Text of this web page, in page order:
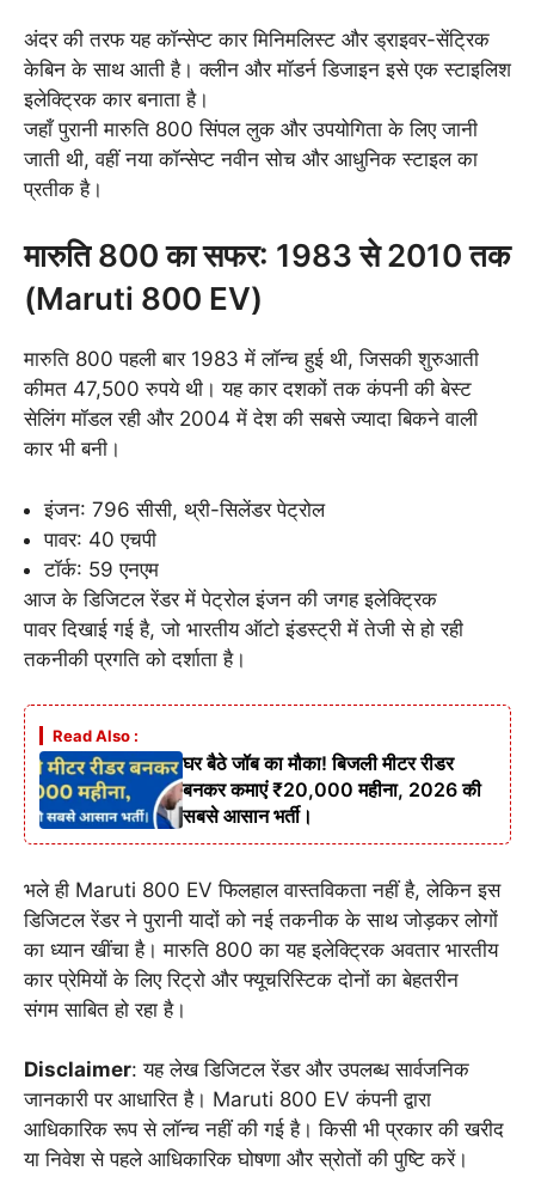
अंदर की तरफ यह कॉन्सेप्ट कार मिनिमलिस्ट और ड्राइवर-सेंट्रिक
केबिन के साथ आती है। क्लीन और मॉडर्न डिजाइन इसे एक स्टाइलिश
इलेक्ट्रिक कार बनाता है।
जहाँ पुरानी मारुति 800 सिंपल लुक और उपयोगिता के लिए जानी
जाती थी, वहीं नया कॉन्सेप्ट नवीन सोच और आधुनिक स्टाइल का
प्रतीक है।
मारुति 800 का सफर: 1983 से 2010 तक
(Maruti 800 EV)
मारुति 800 पहली बार 1983 में लॉन्च हुई थी, जिसकी शुरुआती
कीमत 47,500 रुपये थी। यह कार दशकों तक कंपनी की बेस्ट
सेलिंग मॉडल रही और 2004 में देश की सबसे ज्यादा बिकने वाली
कार भी बनी।
इंजन: 796 सीसी, थ्री-सिलेंडर पेट्रोल
पावर: 40 एचपी
टॉर्क: 59 एनएम
आज के डिजिटल रेंडर में पेट्रोल इंजन की जगह इलेक्ट्रिक
पावर दिखाई गई है, जो भारतीय ऑटो इंडस्ट्री में तेजी से हो रही
तकनीकी प्रगति को दर्शाता है।
Read Also :
घर बैठे जॉब का मौका! बिजली मीटर रीडर
बनकर कमाएं ₹20,000 महीना, 2026 की
सबसे आसान भर्ती।
भले ही Maruti 800 EV फिलहाल वास्तविकता नहीं है, लेकिन इस
डिजिटल रेंडर ने पुरानी यादों को नई तकनीक के साथ जोड़कर लोगों
का ध्यान खींचा है। मारुति 800 का यह इलेक्ट्रिक अवतार भारतीय
कार प्रेमियों के लिए रिट्रो और फ्यूचरिस्टिक दोनों का बेहतरीन
संगम साबित हो रहा है।
Disclaimer: यह लेख डिजिटल रेंडर और उपलब्ध सार्वजनिक
जानकारी पर आधारित है। Maruti 800 EV कंपनी द्वारा
आधिकारिक रूप से लॉन्च नहीं की गई है। किसी भी प्रकार की खरीद
या निवेश से पहले आधिकारिक घोषणा और स्रोतों की पुष्टि करें।